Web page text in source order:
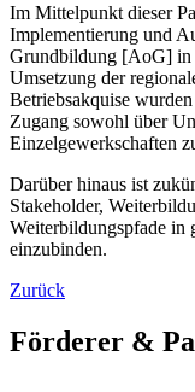
Im Mittelpunkt dieser
Implementierung und
Grundbildung [AoG] in
Umsetzung der
Betriebsakquise
Zugang sowohl über
Einzelgewerkschaften
Darüber hinaus ist
Stakeholder,
Weiterbildungspfade in
einzubinden.
Zurück
Förderer &